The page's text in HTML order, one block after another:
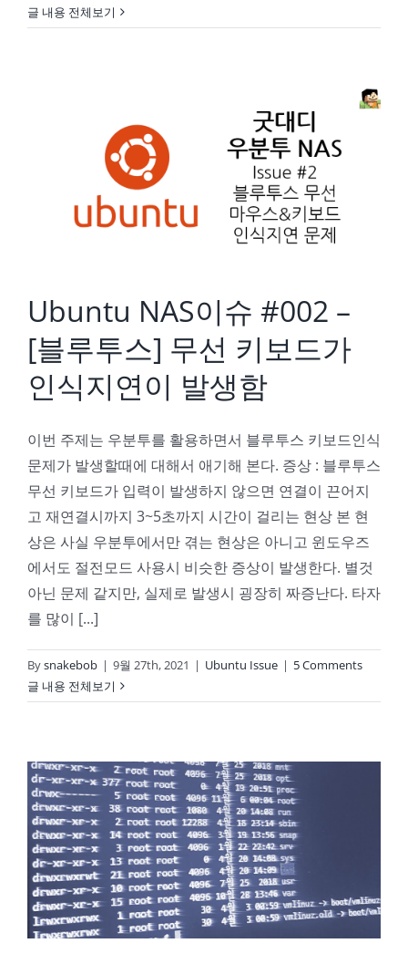
글 내용 전체보기
Ubuntu NAS이슈 #002 –
[블루투스] 무선 키보드가
인식지연이 발생함
이번 주제는 우분투를 활용하면서 블루투스 키보드인식
문제가 발생할때에 대해서 애기해 본다. 증상 : 블루투스
무선 키보드가 입력이 발생하지 않으면 연결이 끈어지
고 재연결시까지 3~5초까지 시간이 걸리는 현상 본 현
상은 사실 우분투에서만 겪는 현상은 아니고 윈도우즈
에서도 절전모드 사용시 비슷한 증상이 발생한다. 별것
아닌 문제 같지만, 실제로 발생시 굉장히 짜증난다. 타자
를 많이 [...]
Bysnakebob | 9월 27th, 2021 | Ubuntu Issue | 5 Comments
글 내용 전체보기